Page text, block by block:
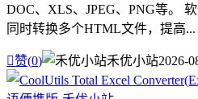
DOC、XLS、JPEG、PNG等。
同时转换多个HTML文件，提高...
赞(0) 禾优小站2026-